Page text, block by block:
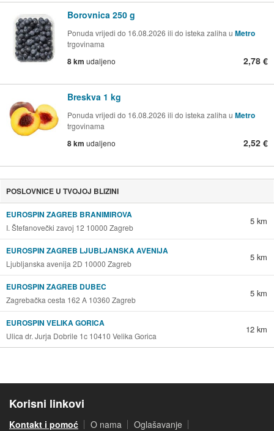
Borovnica 250 g
Ponuda vrijedi do 16.08.2026 ili do isteka zaliha u Metro
trgovinama
8 km udaljeno 2,78 €
Breskva 1 kg
Ponuda vrijedi do 16.08.2026 ili do isteka zaliha u Metro
trgovinama
8 km udaljeno 2,52 €
POSLOVNICE U TVOJOJ BLIZINI
EUROSPIN ZAGREB BRANIMIROVA
I. Štefanovečki zavoj 12 10000 Zagreb
5 km
EUROSPIN ZAGREB LJUBLJANSKA AVENIJA
Ljubljanska avenija 2D 10000 Zagreb
5 km
EUROSPIN ZAGREB DUBEC
Zagrebačka cesta 162 A 10360 Zagreb
5 km
EUROSPIN VELIKA GORICA
Ulica dr. Jurja Dobrile 1c 10410 Velika Gorica
12 km
Korisni linkovi
Kontakt i pomoć O nama
Oglašavanje